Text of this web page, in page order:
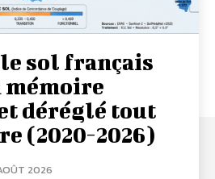
sol français
mémoire
déréglé tout
(2020-2026)
2026